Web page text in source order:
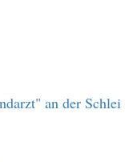
an der Schlei